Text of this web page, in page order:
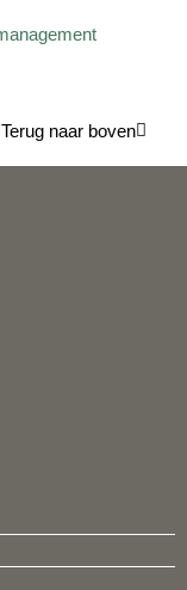
Terug naar boven